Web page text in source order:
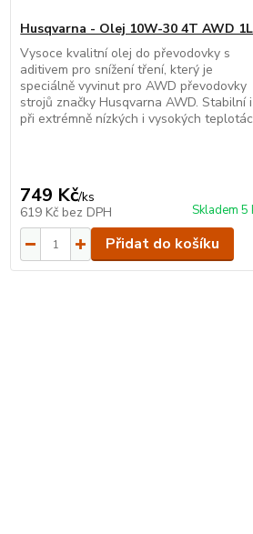
Husqvarna - Olej 10W-30 4T AWD 1L
Vysoce kvalitní olej do převodovky s
aditivem pro snížení tření, který je
speciálně vyvinut pro AWD převodovky
strojů značky Husqvarna AWD. Stabilní i
při extrémně nízkých i vysokých
749 Kč/ks
619 Kč bez DPH Skladem 5
Přidat do košíku